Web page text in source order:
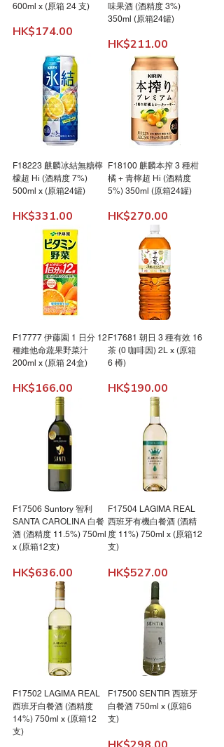
600ml x (原箱 24 支)
Price
HK$174.00
味果酒 (酒精度 3%)
350ml (原箱24罐)
Price
HK$211.00
F18223 麒麟冰結無糖檸
檬超 Hi (酒精度 7%)
500ml x (原箱24罐)
Price
HK$331.00
F18100 麒麟本搾 3 種柑
橘 + 青檸超 Hi (酒精度
5%) 350ml (原箱24罐)
Price
HK$270.00
F17777 伊藤園 1 日分 12
種維他命蔬果野菜汁
200ml x (原箱 24盒)
Price
HK$166.00
F17681 朝日 3 種有效 16
茶 (0 咖啡因) 2L x (原箱
6 樽)
Price
HK$190.00
F17506 Suntory 智利
SANTA CAROLINA 白餐
酒 (酒精度 11.5%) 750ml
x (原箱12支)
Price
HK$636.00
F17504 LAGIMA REAL
西班牙有機白餐酒 (酒精
度 11%) 750ml x (原箱12
支)
Price
HK$527.00
F17502 LAGIMA REAL
西班牙白餐酒 (酒精度
14%) 750ml x (原箱12
支)
F17500 SENTIR 西班牙
白餐酒 750ml x (原箱6
支)